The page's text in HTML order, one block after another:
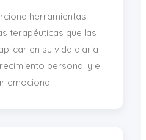
herramientas
terapéuticas que las
en su vida diaria
personal y el
emocional.